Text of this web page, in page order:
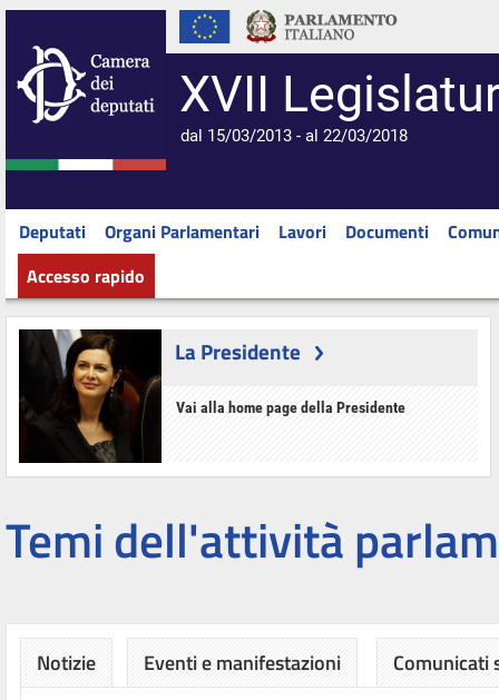
XVII
dal 15/03/2013 - al 22/03/2018
Deputati Organi Parlamentari Lavori Documenti
Accesso rapido
La Presidente
Vai alla home page della Presidente
Temi dell'attività
Notizie Eventi e manifestazioni Comunicati